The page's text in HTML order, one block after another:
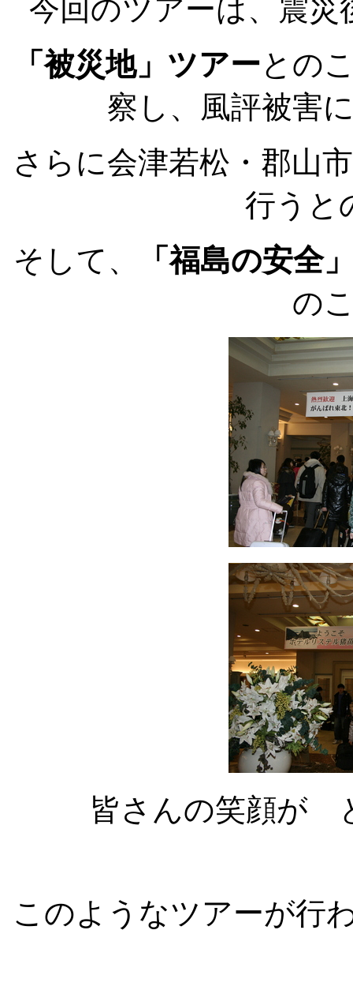
今回のツアーは、震
「被災地」ツアーとの
察し、風評被害
さらに会津若松・郡山
行うと
そして、
「福島の安全
の
皆さんの笑顔が
このようなツアーが行